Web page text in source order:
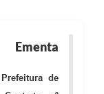
Ementa
de